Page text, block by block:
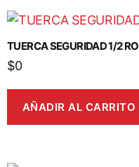
TUERCA SEGURIDAD 1/2 RO
$0
AÑADIR AL CARRITO